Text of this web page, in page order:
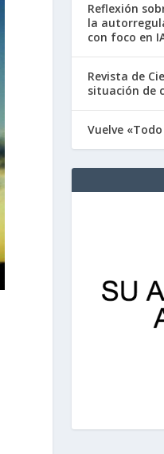
Reflexión
la
con foco en
Revista de
situación de
Vuelve